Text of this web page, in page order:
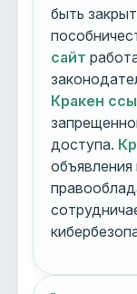
быть
сайт
Кракен
доступа.